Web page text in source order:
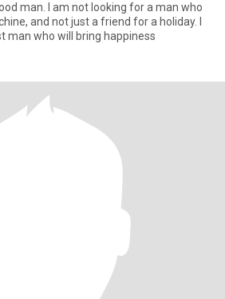
man. I am not looking for a man who
and not just a friend for a holiday. I
man who will bring happiness